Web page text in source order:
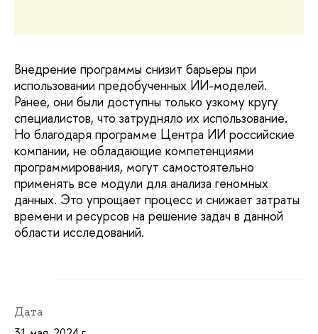
Внедрение программы снизит барьеры при
использовании предобученных ИИ-моделей.
Ранее, они были доступны только узкому кругу
специалистов, что затрудняло их использование.
Но благодаря программе Центра ИИ российские
компании, не обладающие компетенциями
программирования, могут самостоятельно
применять все модули для анализа геномных
данных. Это упрощает процесс и снижает затраты
времени и ресурсов на решение задач в данной
области исследований.
Дата